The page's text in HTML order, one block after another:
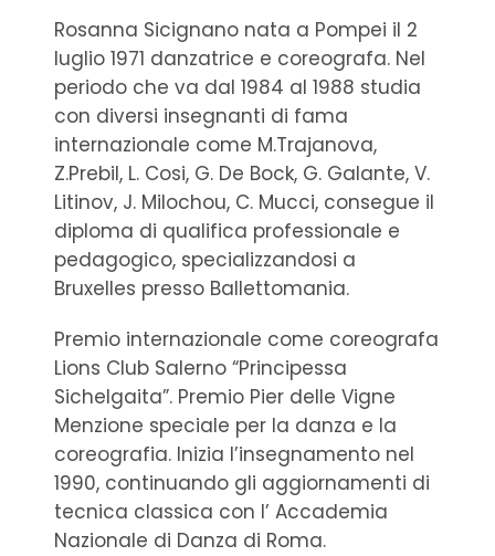
Rosanna Sicignano nata a Pompei il 2
luglio 1971 danzatrice e coreografa. Nel
periodo che va dal 1984 al 1988 studia
con diversi insegnanti di fama
internazionale come M.Trajanova,
Z.Prebil, L. Cosi, G. De Bock, G. Galante, V.
Litinov, J. Milochou, C. Mucci, consegue il
diploma di qualifica professionale e
pedagogico, specializzandosi a
Bruxelles presso Ballettomania.
Premio internazionale come coreografa
Lions Club Salerno “Principessa
Sichelgaita”. Premio Pier delle Vigne
Menzione speciale per la danza e la
coreografia. Inizia l’insegnamento nel
1990, continuando gli aggiornamenti di
tecnica classica con l’ Accademia
Nazionale di Danza di Roma.